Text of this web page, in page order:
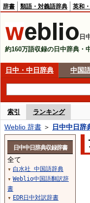
辞書 類語・対義語辞典 英和
日
約160万語収録の日中辞典・
日中・中日辞典 中国
索引 ランキング
Weblio 辞書 ＞ 日中中日辞
日中中日辞典収録辞書
全て
▼ 白水社 中国語辞典
▼ Weblio中国語翻訳辞
書
▼ EDR日中対訳辞書